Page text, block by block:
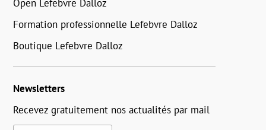
Open Lefebvre Dalloz
Formation professionnelle Lefebvre Dalloz
Boutique Lefebvre Dalloz
Newsletters
Recevez gratuitement nos actualités par mail